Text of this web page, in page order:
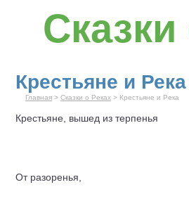
Сказки
Крестьяне и Река
Главная > Сказки о Реках > Крестьяне и Река
Крестьяне, вышед из терпенья
От разоренья,